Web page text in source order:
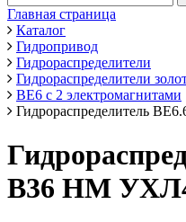
Главная страница
Каталог
Гидропривод
Гидрораспределители
Гидрораспределители
ВЕ6 с 2 электромагнитами
Гидрораспределитель
В36 НМ